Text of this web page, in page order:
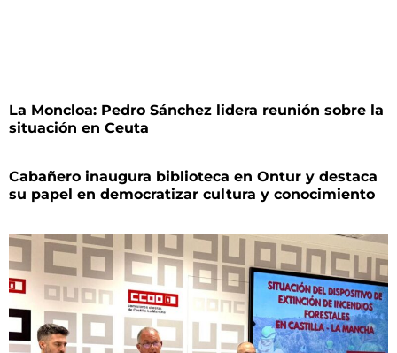
La Moncloa: Pedro Sánchez lidera reunión sobre la
situación en Ceuta
Cabañero inaugura biblioteca en Ontur y destaca
su papel en democratizar cultura y conocimiento